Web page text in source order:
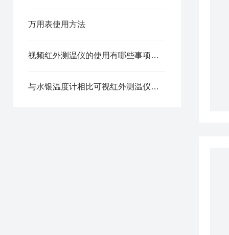
万用表使用方法
视频红外测温仪的使用有哪些事项需要注意呢
与水银温度计相比可视红外测温仪非常安全和卫生